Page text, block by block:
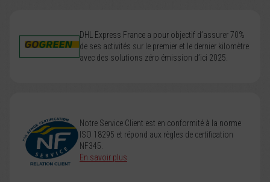
DHL Express France a pour objectif d’assurer 70%
de ses activités sur le premier et le dernier kilomètre
avec des solutions zéro émission d’ici 2025.
Notre Service Client est en conformité à la norme
ISO 18295 et répond aux règles de certification
NF345.
En savoir plus